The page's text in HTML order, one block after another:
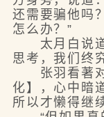
还需要骗他吗
怎么办？”
太月白说道
思考，我们终
张羽看著对
化】，心中暗
所以才懒得继